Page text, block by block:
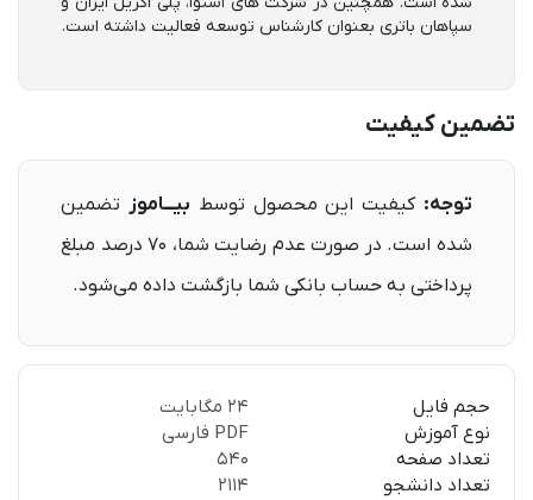
سپاهان باتری بعنوان کارشناس توسعه فعالیت داشته است.
تضمین کیفیت
توجه: کیفیت این محصول توسط بیـــاموز تضمین
شده است. در صورت عدم رضایت شما، ۷۰ ‌درصد مبلغ
پرداختی به حساب بانکی شما بازگشت داده می‌شود.
حجم فایل
24 مگابایت
نوع آموزش
PDF فارسی
تعداد صفحه
540
تعداد دانشجو
2114